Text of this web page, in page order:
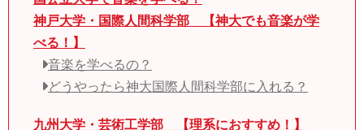
神戸大学・国際人間科学部 【神大でも音楽が学
べる！】
音楽を学べるの？
どうやったら神大国際人間科学部に入れる？
九州大学・芸術工学部 【理系におすすめ！】